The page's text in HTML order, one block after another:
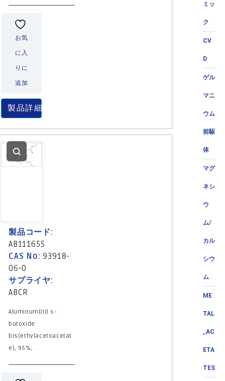
ミッ
ク
CV
D
ゲル
マニ
ウム
前駆
体
マグ
ネシ
ウ
ム/
カル
シウ
ム
ME
TAL
_AC
ETA
TES
お気
に入
りに
追加
製品詳細
製品コード:
AB111655
CAS No:93918-
06-0
サプライヤ:
ABCR
Aluminum(III) s-
butoxide
bis(ethylacetoacetat
e), 95%; .